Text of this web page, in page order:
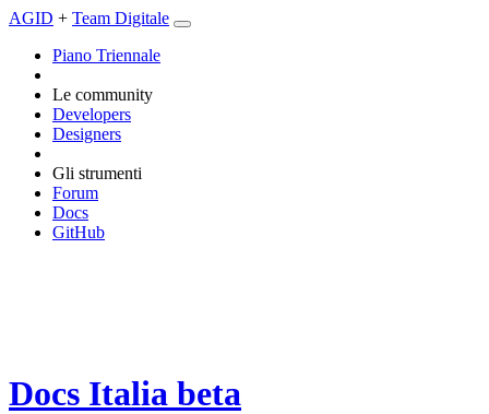
AGID + Team Digitale
Piano Triennale
Le community
Developers
Designers
Gli strumenti
Forum
Docs
GitHub
Docs Italia beta